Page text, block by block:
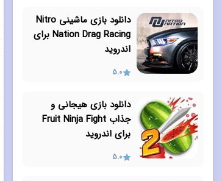
دانلود بازی ماشینی Nitro
Nation Drag Racing برای
اندروید
5.0
دانلود بازی هیجانی و
جذاب Fruit Ninja Fight
برای اندروید
5.0